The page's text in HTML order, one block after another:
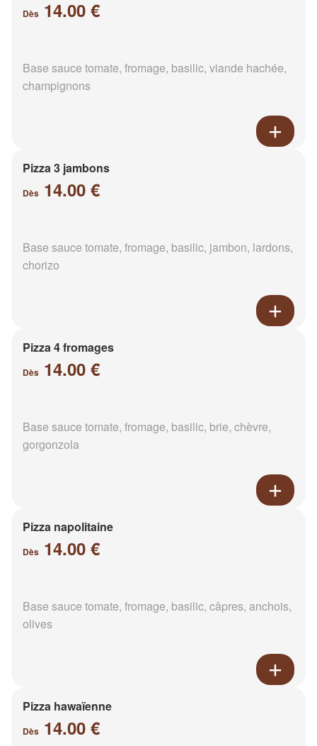
Dès 14.00 €
Base sauce tomate, fromage, basilic, viande hachée,
champignons
Pizza 3 jambons
Dès 14.00 €
Base sauce tomate, fromage, basilic, jambon, lardons,
chorizo
Pizza 4 fromages
Dès 14.00 €
Base sauce tomate, fromage, basilic, brie, chèvre,
gorgonzola
Pizza napolitaine
Dès 14.00 €
Base sauce tomate, fromage, basilic, câpres, anchois,
olives
Pizza hawaïenne
Dès 14.00 €